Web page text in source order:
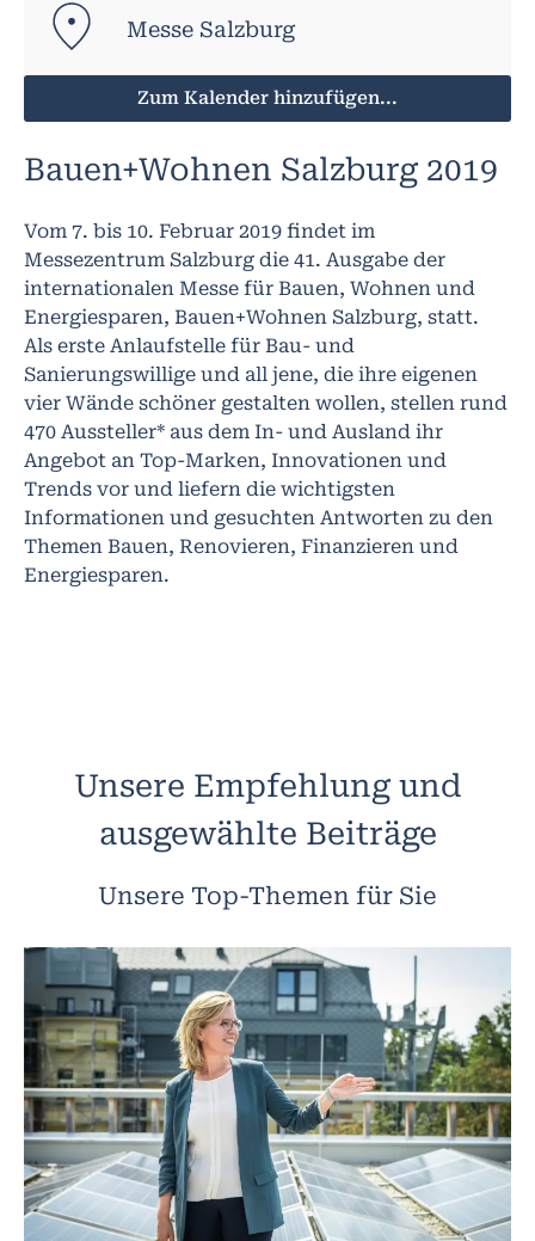
Messe Salzburg
Zum Kalender hinzufügen...
Bauen+Wohnen Salzburg 2019
Vom 7. bis 10. Februar 2019 findet im
Messezentrum Salzburg die 41. Ausgabe der
internationalen Messe für Bauen, Wohnen und
Energiesparen, Bauen+Wohnen Salzburg, statt.
Als erste Anlaufstelle für Bau- und
Sanierungswillige und all jene, die ihre eigenen
vier Wände schöner gestalten wollen, stellen rund
470 Aussteller* aus dem In- und Ausland ihr
Angebot an Top-Marken, Innovationen und
Trends vor und liefern die wichtigsten
Informationen und gesuchten Antworten zu den
Themen Bauen, Renovieren, Finanzieren und
Energiesparen.
Unsere Empfehlung und
ausgewählte Beiträge
Unsere Top-Themen für Sie